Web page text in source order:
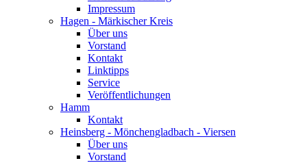
Impressum
Hagen - Märkischer Kreis
Über uns
Vorstand
Kontakt
Linktipps
Service
Veröffentlichungen
Hamm
Kontakt
Heinsberg - Mönchengladbach - Viersen
Über uns
Vorstand